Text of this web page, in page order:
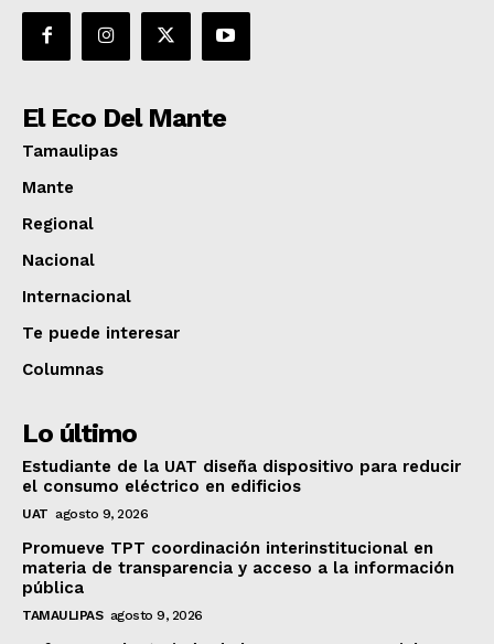
El Eco Del Mante
Tamaulipas
Mante
Regional
Nacional
Internacional
Te puede interesar
Columnas
Lo último
Estudiante de la UAT diseña dispositivo para reducir
el consumo eléctrico en edificios
UAT agosto 9, 2026
Promueve TPT coordinación interinstitucional en
materia de transparencia y acceso a la información
pública
TAMAULIPAS agosto 9, 2026